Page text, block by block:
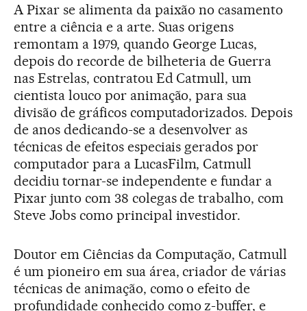
A Pixar se alimenta da paixão no casamento
entre a ciência e a arte. Suas origens
remontam a 1979, quando George Lucas,
depois do recorde de bilheteria de Guerra
nas Estrelas, contratou Ed Catmull, um
cientista louco por animação, para sua
divisão de gráficos computadorizados. Depois
de anos dedicando-se a desenvolver as
técnicas de efeitos especiais gerados por
computador para a LucasFilm, Catmull
decidiu tornar-se independente e fundar a
Pixar junto com 38 colegas de trabalho, com
Steve Jobs como principal investidor.
Doutor em Ciências da Computação, Catmull
é um pioneiro em sua área, criador de várias
técnicas de animação, como o efeito de
profundidade conhecido como z-buffer, e